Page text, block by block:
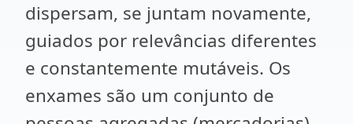
dispersam, se juntam novamente,
guiados por relevâncias diferentes
e constantemente mutáveis. Os
enxames são um conjunto de